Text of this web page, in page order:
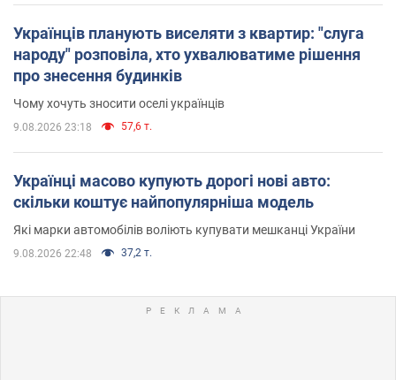
Українців планують виселяти з квартир: "слуга
народу" розповіла, хто ухвалюватиме рішення
про знесення будинків
Чому хочуть зносити оселі українців
9.08.2026 23:18 57,6 т.
Українці масово купують дорогі нові авто:
скільки коштує найпопулярніша модель
Які марки автомобілів воліють купувати мешканці України
9.08.2026 22:48 37,2 т.